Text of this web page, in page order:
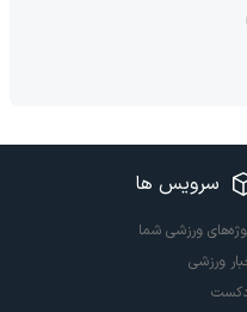
سرویس ها
ورزشی شما
ورزشی